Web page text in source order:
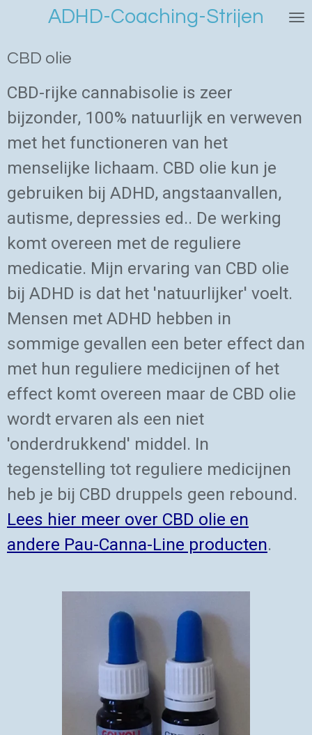
de
ADHD-Coaching-Strijen
CBD olie
CBD-rijke cannabisolie is zeer
bijzonder, 100% natuurlijk en verweven
met het functioneren van het
menselijke lichaam. CBD olie kun je
gebruiken bij ADHD, angstaanvallen,
autisme, depressies ed.. De werking
komt overeen met de reguliere
medicatie. Mijn ervaring van CBD olie
bij ADHD is dat het 'natuurlijker' voelt.
Mensen met ADHD hebben in
sommige gevallen een beter effect dan
met hun reguliere medicijnen of het
effect komt overeen maar de CBD olie
wordt ervaren als een niet
'onderdrukkend' middel. In
tegenstelling tot reguliere medicijnen
heb je bij CBD druppels geen rebound.
Lees hier meer over CBD olie en
andere Pau-Canna-Line producten.